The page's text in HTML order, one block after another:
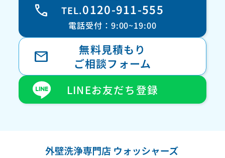
call TEL.0120-911-555
電話受付：9:00~19:00
mail
無料見積もり
ご相談フォーム
LINEお友だち登録